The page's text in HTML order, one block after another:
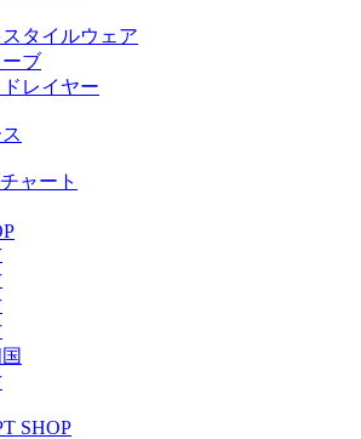
タイルウェア
ブ
レイヤー
ャート
SHOP